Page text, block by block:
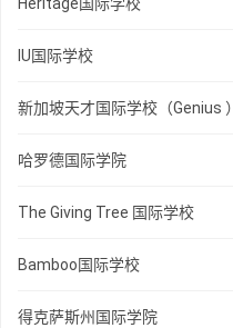
IU国际学校
新加坡天才国际学校（Genius ）
哈罗德国际学院
The Giving Tree 国际学校
Bamboo国际学校
得克萨斯州国际学院